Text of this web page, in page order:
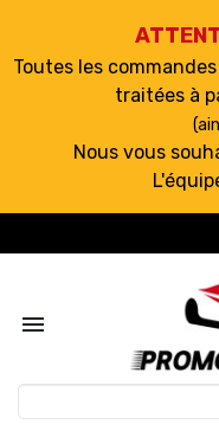
Toutes les
traitées à
Nous vous
